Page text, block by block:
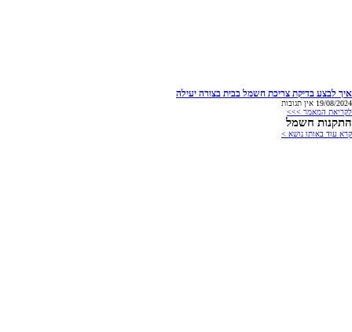
איך לבצע בדיקת צריכת חשמל בבית בצורה יעילה
19/08/2024 אין תגובות
לקריאת המאמר >>>
התקנות חשמל
קרא עוד באותו נושא >